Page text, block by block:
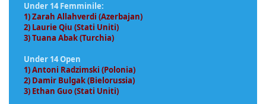
Under 14 Femminile:
1) Zarah Allahverdi (Azerbajan)
2) Laurie Qiu (Stati Uniti)
3) Tuana Abak (Turchia)
Under 14 Open
1) Antoni Radzimski (Polonia)
2) Damir Bulgak (Bielorussia)
3) Ethan Guo (Stati Uniti)